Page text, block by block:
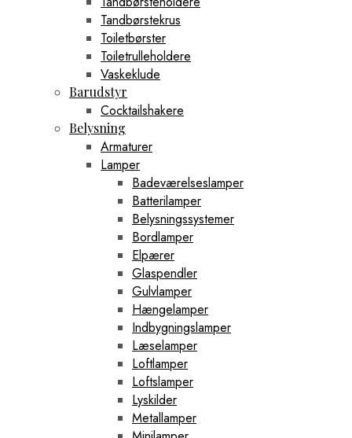
Tandbørstekrus
Toiletbørster
Toiletrulleholdere
Vaskeklude
Barudstyr
Cocktailshakere
Belysning
Armaturer
Lamper
Badeværelseslamper
Batterilamper
Belysningssystemer
Bordlamper
Elpærer
Glaspendler
Gulvlamper
Hængelamper
Indbygningslamper
Læselamper
Loftlamper
Loftslamper
Lyskilder
Metallamper